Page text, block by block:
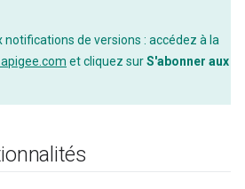
de versions : accédez à la
et cliquez surS'abonner aux